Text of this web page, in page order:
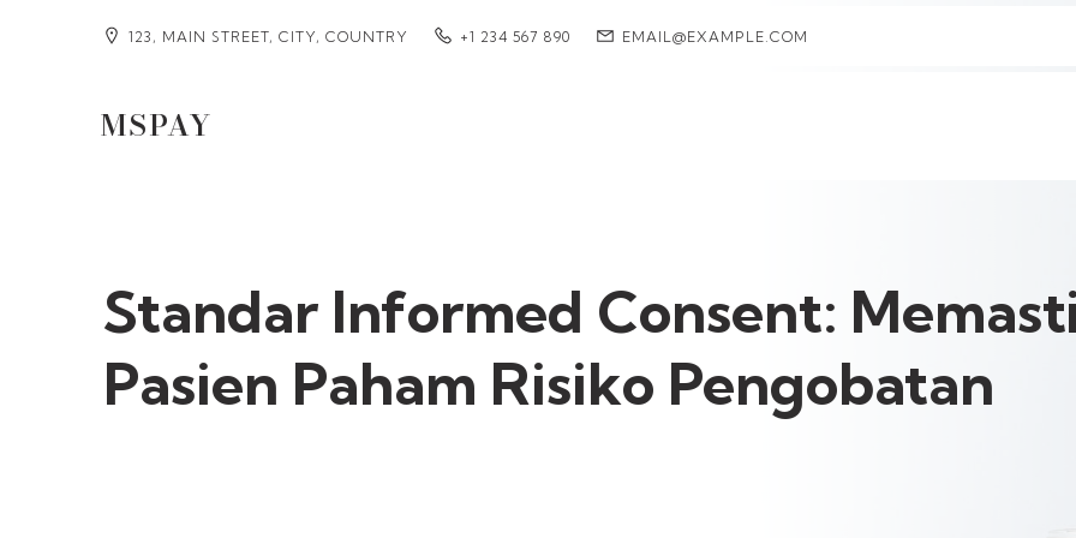
123, MAIN STREET, CITY, COUNTRY +1 234 567 890 EMAIL@EXAMPLE.COM
MSPAY
Standar Informed Consent:
Pasien Paham Risiko Pengobatan